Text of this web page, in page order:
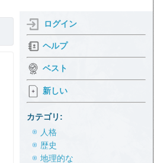
ログイン
ヘルプ
ベスト
新しい
カテゴリ:
人格
歴史
地理的な